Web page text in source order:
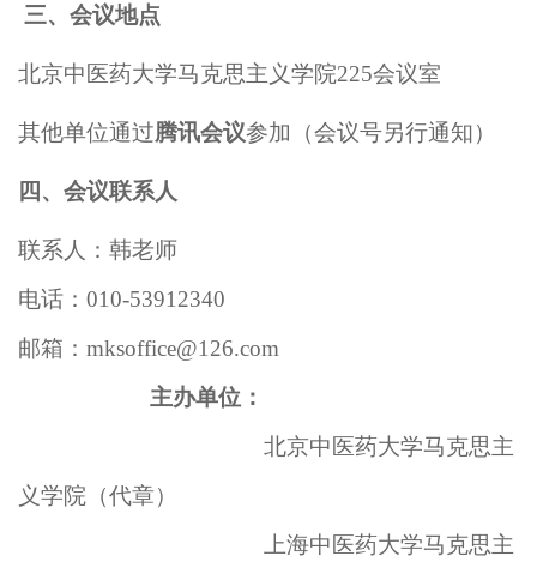
三、会议地点
北京中医药大学马克思主义学院225会议室
其他单位通过腾讯会议参加（会议号另行通知）
四、会议联系人
联系人：韩老师
电话：010-53912340
邮箱：mksoffice@126.com
主办单位：
北京中医药大学马克思主
义学院（代章）
上海中医药大学马克思主